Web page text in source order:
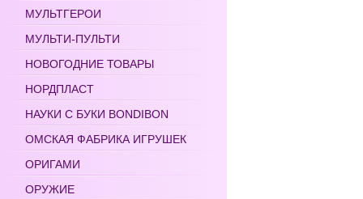
МУЛЬТГЕРОИ
МУЛЬТИ-ПУЛЬТИ
НОВОГОДНИЕ ТОВАРЫ
НОРДПЛАСТ
НАУКИ С БУКИ BONDIBON
ОМСКАЯ ФАБРИКА ИГРУШЕК
ОРИГАМИ
ОРУЖИЕ